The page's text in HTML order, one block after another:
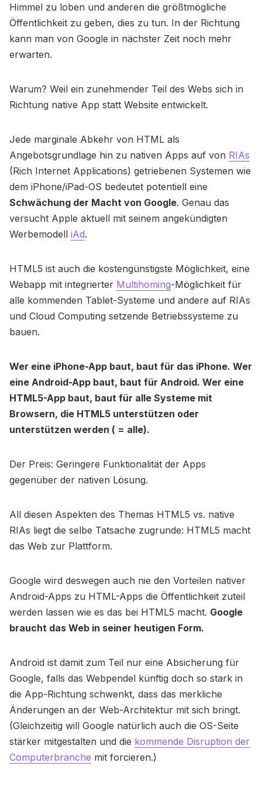
Himmel zu loben und anderen die größtmögliche
Öffentlichkeit zu geben, dies zu tun. In der Richtung
kann man von Google in nächster Zeit noch mehr
erwarten.
Warum? Weil ein zunehmender Teil des Webs sich in
Richtung native App statt Website entwickelt.
Jede marginale Abkehr von HTML als
Angebotsgrundlage hin zu nativen Apps auf von RIAs
(Rich Internet Applications) getriebenen Systemen wie
dem iPhone/iPad-OS bedeutet potentiell eine
Schwächung der Macht von Google. Genau das
versucht Apple aktuell mit seinem angekündigten
Werbemodell iAd.
HTML5 ist auch die kostengünstigste Möglichkeit, eine
Webapp mit integrierter Multihoming-Möglichkeit für
alle kommenden Tablet-Systeme und andere auf RIAs
und Cloud Computing setzende Betriebssysteme zu
bauen.
Wer eine iPhone-App baut, baut für das iPhone. Wer
eine Android-App baut, baut für Android. Wer eine
HTML5-App baut, baut für alle Systeme mit
Browsern, die HTML5 unterstützen oder
unterstützen werden ( = alle).
Der Preis: Geringere Funktionalität der Apps
gegenüber der nativen Lösung.
All diesen Aspekten des Themas HTML5 vs. native
RIAs liegt die selbe Tatsache zugrunde: HTML5 macht
das Web zur Plattform.
Google wird deswegen auch nie den Vorteilen nativer
Android-Apps zu HTML-Apps die Öffentlichkeit zuteil
werden lassen wie es das bei HTML5 macht. Google
braucht das Web in seiner heutigen Form.
Android ist damit zum Teil nur eine Absicherung für
Google, falls das Webpendel künftig doch so stark in
die App-Richtung schwenkt, dass das merkliche
Änderungen an der Web-Architektur mit sich bringt.
(Gleichzeitig will Google natürlich auch die OS-Seite
stärker mitgestalten und die kommende Disruption der
Computerbranche mit forcieren.)